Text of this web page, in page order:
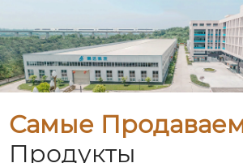
Самые
Продукты